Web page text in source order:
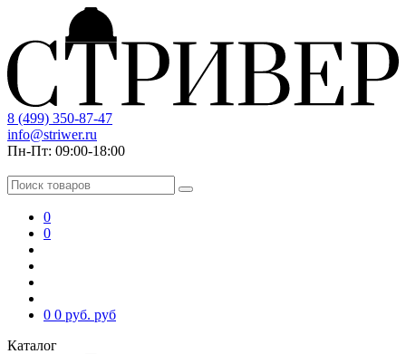
8 (499) 350-87-47
info@striwer.ru
Пн-Пт: 09:00-18:00
0
0
0 0 руб. руб
Каталог